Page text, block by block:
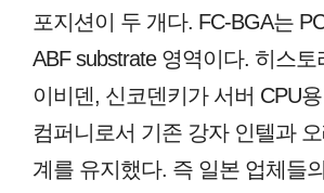
포지션이 두 개다. FC-BGA는
ABF substrate 영역이다. 히스토
이비덴, 신코덴키가 서버 CPU
컴퍼니로서 기존 강자 인텔과
계를 유지했다. 즉 일본 업체들